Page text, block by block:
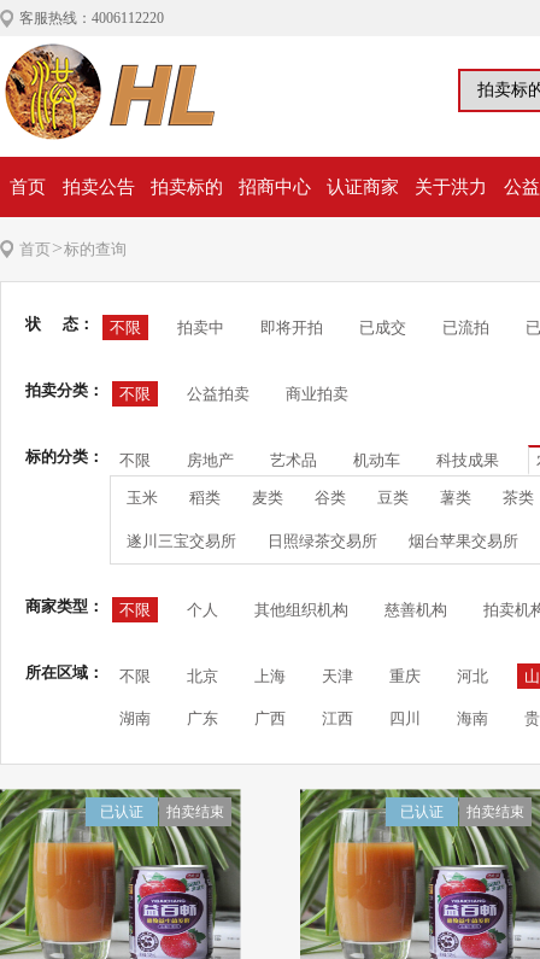
客服热线：4006112220
首页 拍卖公告 拍卖标的 招商中心 认证商家 关于洪力 公
首页>标的查询
状 态： 不限 拍卖中 即将开拍 已成交 已流拍
拍卖分类： 不限 公益拍卖 商业拍卖
标的分类： 不限 房地产 艺术品 机动车 科技成果
玉米 稻类 麦类 谷类 豆类 薯类 茶类
遂川三宝交易所 日照绿茶交易所 烟台苹果交易所
商家类型： 不限 个人 其他组织机构 慈善机构 拍卖机
所在区域： 不限 北京 上海 天津 重庆 河北
湖南 广东 广西 江西 四川 海南
拍卖结束
已认证 拍卖结束
已认证